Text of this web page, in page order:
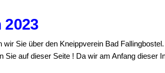
2023
wir Sie über den Kneippverein Bad Fallingbostel.
Sie auf dieser Seite ! Da wir am Anfang dieser